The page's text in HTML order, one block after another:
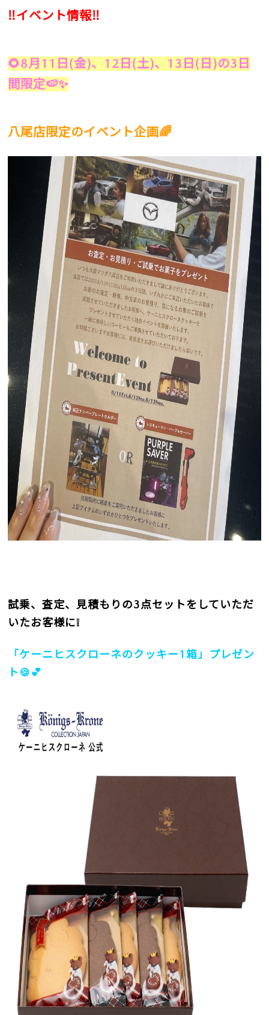
‼️イベント情報‼️
🌻8月 11 日 (金)、 12 日 (土)、 13 日 ( 日 )の3 日
間限定🍉✨
八尾店限定のイベント企画🌈
試乗、査定、見積もりの3点セットをしていただ
いたお客様に❕
「ケーニヒスクローネのクッキー1 箱」プレゼン
ト 🍪💕